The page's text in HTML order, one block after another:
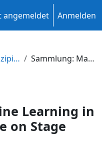
angemeldet Anmelden
Prinzipien des Maschinelles Lernen Sammlung: Maschine Learning in der Schule - Science on Stage
Learning in
on Stage